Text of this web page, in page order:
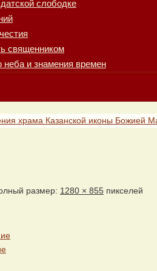
слободке
священником
неба и знамения времен
храма Казанской иконы Божией
размер: 1280 × 855 пикселей